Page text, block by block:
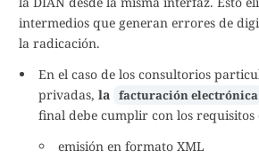
intermedios que generan errores de
la radicación.
En el caso de los consultorios
privadas, la facturación electrónica
final debe cumplir con los requisitos
emisión en formato XML